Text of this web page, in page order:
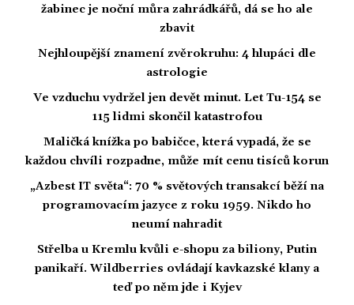
žabinec je noční můra zahrádkářů, dá se ho ale
zbavit
Nejhloupější znamení zvěrokruhu: 4 hlupáci dle
astrologie
Ve vzduchu vydržel jen devět minut. Let Tu-154 se
115 lidmi skončil katastrofou
Maličká knížka po babičce, která vypadá, že se
každou chvíli rozpadne, může mít cenu tisíců korun
„Azbest IT světa“: 70 % světových transakcí běží na
programovacím jazyce z roku 1959. Nikdo ho
neumí nahradit
Střelba u Kremlu kvůli e-shopu za biliony, Putin
panikaří. Wildberries ovládají kavkazské klany a
teď po něm jde i Kyjev